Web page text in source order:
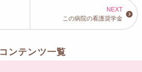
この病院の看護奨学金
ンテンツ一覧